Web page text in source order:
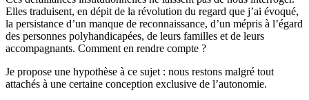
Elles traduisent, en dépit de la révolution du regard que j’ai évoqué,
la persistance d’un manque de reconnaissance, d’un mépris à l’égard
des personnes polyhandicapées, de leurs familles et de leurs
accompagnants. Comment en rendre compte ?
Je propose une hypothèse à ce sujet : nous restons malgré tout
attachés à une certaine conception exclusive de l’autonomie.